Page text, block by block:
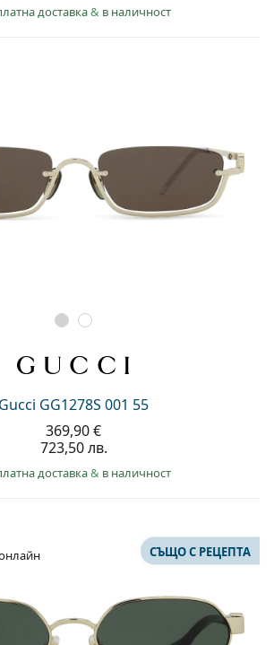
доставка& в наличност
Gucci GG1278S 001 55
369,90 €
723,50 лв.
доставка& в наличност
СЪЩО С РЕЦЕПТА